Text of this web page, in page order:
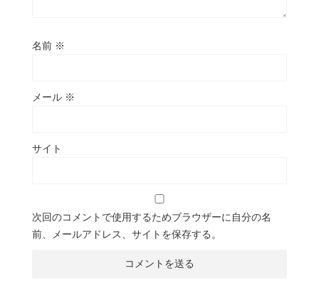
名前 ※
メール ※
サイト
次回のコメントで使用するためブラウザーに自分の名
前、メールアドレス、サイトを保存する。